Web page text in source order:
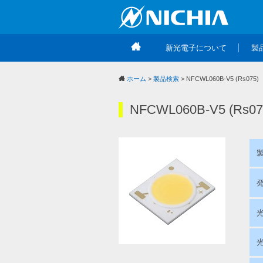
新光電子について 製
ホーム > 製品検索 > NFCWL060B-V5 (Rs075)
NFCWL060B-V5